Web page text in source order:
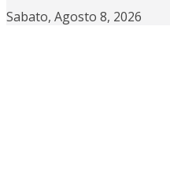
Sabato, Agosto 8, 2026